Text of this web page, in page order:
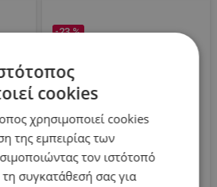
9
Ηλεκτρικός Βραστήρας
Ariete VINTAGE 2868/05,
-23 %
cookies
χρησιμοποιεί cookies
της εμπειρίας των
τον ιστότοπό
συγκατάθεσή σας για